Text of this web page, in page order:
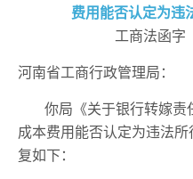
费用能否认定为违
工商法函字
河南省工商行政管理局：
你局《关于银行转嫁
成本费用能否认定为违法
复如下：